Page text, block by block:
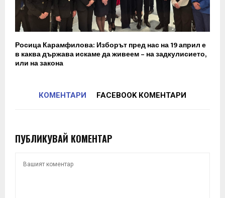
Росица Карамфилова: Изборът пред нас на 19 април е
в каква държава искаме да живеем – на задкулисието,
или на закона
КОМЕНТАРИ FACEBOOK КОМЕНТАРИ
ПУБЛИКУВАЙ КОМЕНТАР